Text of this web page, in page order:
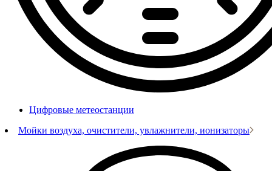
Цифровые метеостанции
Мойки воздуха, очистители, увлажнители, ионизаторы